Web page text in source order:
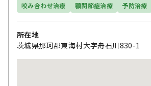
咬み合わせ治療
顎関節症治療 予防治療
所在地
茨城県那珂郡東海村大字舟石川830-1